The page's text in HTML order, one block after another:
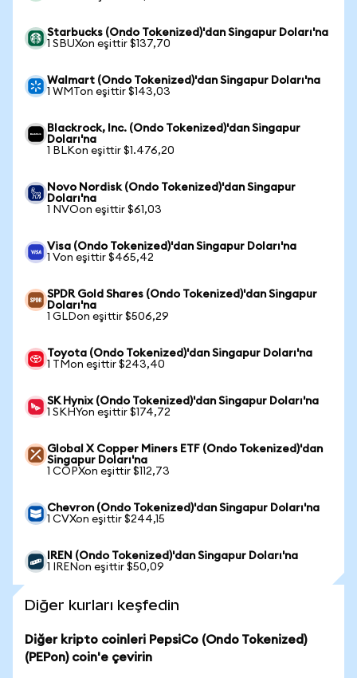
Starbucks (Ondo Tokenized)'dan Singapur Doları'na
1 SBUXon eşittir $137,70
Walmart (Ondo Tokenized)'dan Singapur Doları'na
1 WMTon eşittir $143,03
Blackrock, Inc. (Ondo Tokenized)'dan Singapur
Doları'na
1 BLKon eşittir $1.476,20
Novo Nordisk (Ondo Tokenized)'dan Singapur
Doları'na
1 NVOon eşittir $61,03
Visa (Ondo Tokenized)'dan Singapur Doları'na
1 Von eşittir $465,42
SPDR Gold Shares (Ondo Tokenized)'dan Singapur
Doları'na
1 GLDon eşittir $506,29
Toyota (Ondo Tokenized)'dan Singapur Doları'na
1 TMon eşittir $243,40
SK Hynix (Ondo Tokenized)'dan Singapur Doları'na
1 SKHYon eşittir $174,72
Global X Copper Miners ETF (Ondo Tokenized)'dan
Singapur Doları'na
1 COPXon eşittir $112,73
Chevron (Ondo Tokenized)'dan Singapur Doları'na
1 CVXon eşittir $244,15
IREN (Ondo Tokenized)'dan Singapur Doları'na
1 IRENon eşittir $50,09
Diğer kurları keşfedin
Diğer kripto coinleri PepsiCo (Ondo Tokenized)
(PEPon) coin'e çevirin